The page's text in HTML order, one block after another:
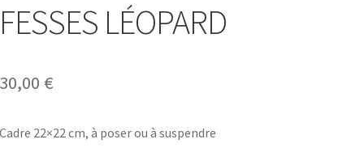
FESSES LÉOPARD
30,00 €
Cadre 22×22 cm, à poser ou à suspendre